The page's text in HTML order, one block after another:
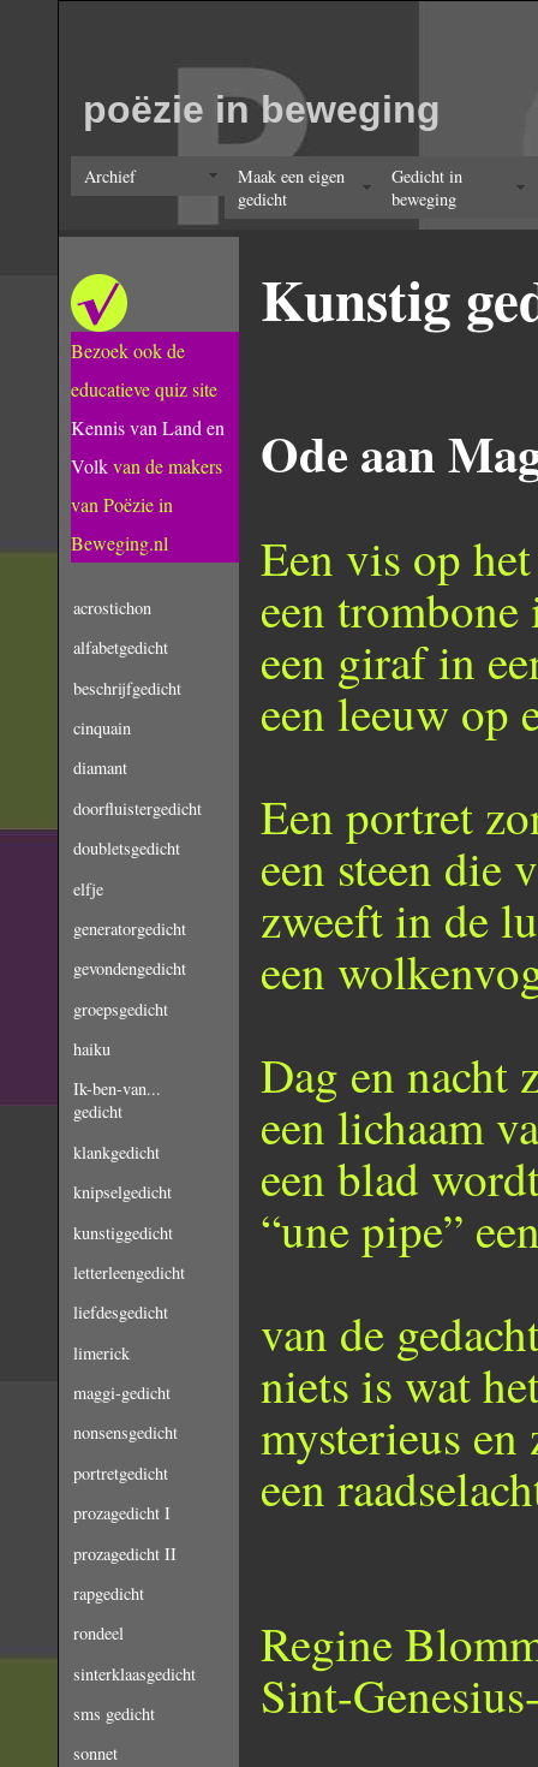
poëzie in beweging
Archief
Maak een eigen
gedicht
Gedicht in
beweging
Bezoek ook de
educatieve quiz site
Kennis van Land en
Volkvan de makers
van Poëzie in
Beweging.nl
acrostichon
alfabetgedicht
beschrijfgedicht
cinquain
diamant
doorfluistergedicht
doubletsgedicht
elfje
generatorgedicht
gevondengedicht
groepsgedicht
haiku
Ik-ben-van...
gedicht
klankgedicht
knipselgedicht
kunstiggedicht
letterleengedicht
liefdesgedicht
limerick
maggi-gedicht
nonsensgedicht
portretgedicht
prozagedicht I
prozagedicht II
rapgedicht
rondeel
sinterklaasgedicht
sms gedicht
sonnet
Kunstig
Ode aan
Een vis op
een
een giraf in
een leeuw op
Een portret
een steen die
zweeft in de
een
Dag en nacht
een lichaam
een blad
“une pipe”
van de
niets is wat
mysterieus
een
Regine
Sint-